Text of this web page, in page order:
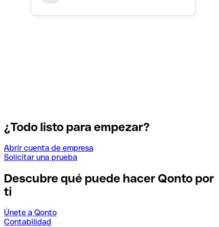
¿Todo listo para empezar?
Abrir cuenta de empresa
Solicitar una prueba
Descubre qué puede hacer Qonto por
ti
Únete a Qonto
Contabilidad